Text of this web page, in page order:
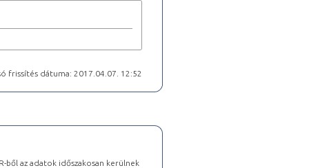
frissítés dátuma: 2017.04.07. 12:52
ből az adatok időszakosan kerülnek